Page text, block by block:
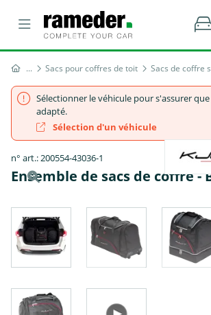
Sacs pour coffres de toit Sacs de coffre
Sélectionner le véhicule pour s'assurer
adapté.
Sélection d'un véhicule
n° art.: 200554-43036-1
Ensemble de sacs de coffre -